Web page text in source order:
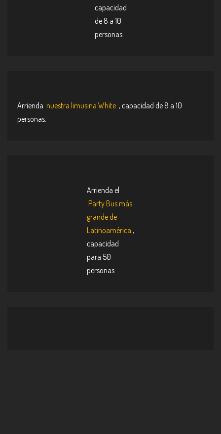
capacidad
de 8 a 10
personas.
Arrienda nuestra limusina White , capacidad de 8 a 10
personas.
Arrienda el
Party Bus más
grande de
Latinoamérica ,
capacidad
para 50
personas